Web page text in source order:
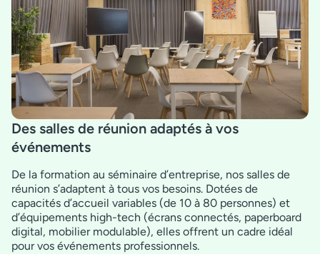
Des salles de réunion adaptés à vos
événements
De la formation au séminaire d’entreprise, nos salles de
réunion s’adaptent à tous vos besoins. Dotées de
capacités d’accueil variables (de 10 à 80 personnes) et
d’équipements high-tech (écrans connectés, paperboard
digital, mobilier modulable), elles offrent un cadre idéal
pour vos événements professionnels.